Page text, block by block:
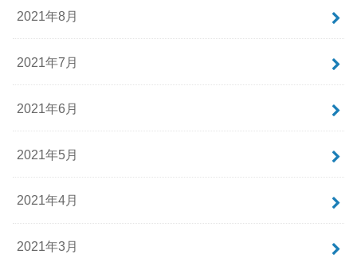
2021年8月
2021年7月
2021年6月
2021年5月
2021年4月
2021年3月